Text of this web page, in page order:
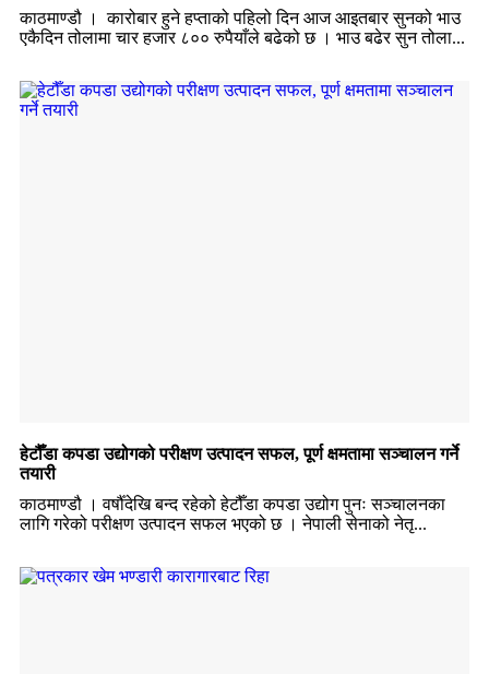
काठमाण्डौ । कारोबार हुने हप्ताको पहिलो दिन आज आइतबार सुनको भाउ
एकैदिन तोलामा चार हजार ८०० रुपैयाँले बढेको छ । भाउ बढेर सुन तोला...
हेटौँडा कपडा उद्योगको परीक्षण उत्पादन सफल, पूर्ण क्षमतामा सञ्चालन गर्ने
तयारी
काठमाण्डौ । वर्षौँदेखि बन्द रहेको हेटौँडा कपडा उद्योग पुनः सञ्चालनका
लागि गरेको परीक्षण उत्पादन सफल भएको छ । नेपाली सेनाको नेतृ...